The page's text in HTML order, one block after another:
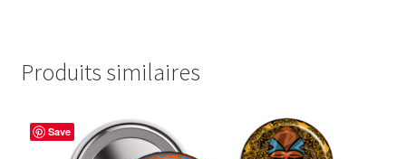
Produits similaires
Save